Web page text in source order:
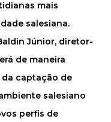
mais
salesiana.
Júnior, diretor-
de maneira
captação de
salesiano
perfis de